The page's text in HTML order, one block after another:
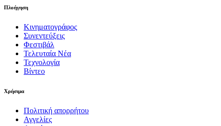
Πλοήγηση
Κινηματογράφος
Συνεντεύξεις
Φεστιβάλ
Τελευταία Νέα
Τεχνολογία
Βίντεο
Χρήσιμα
Πολιτική απορρήτου
Αγγελίες